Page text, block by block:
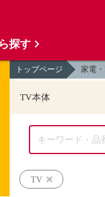
トップページ 家電
TV本体
TV
探す